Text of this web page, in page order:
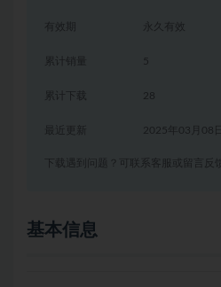
有效期 永久有效
累计销量 5
累计下载 28
2025年03月08日
下载遇到问题？可联系客服或留言反馈
基本信息